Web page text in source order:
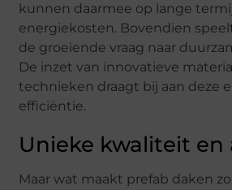
kunnen daarmee op lange
energiekosten. Bovendien
de groeiende vraag naar
De inzet van innovatieve
technieken draagt bij aan deze
efficiëntie.
Unieke kwaliteit
Maar wat maakt prefab daken